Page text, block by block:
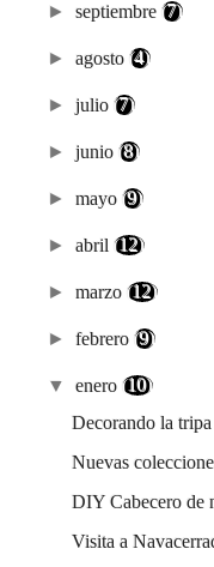
►septiembre(7)
►agosto(4)
►julio(7)
►junio(8)
►mayo(9)
►abril (12)
►marzo (12)
►febrero(9)
▼enero (10)
Decorando la tripa
Nuevas
DIY Cabecero de
Visita a